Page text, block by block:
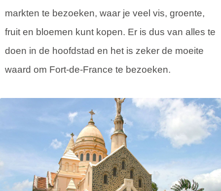
markten te bezoeken, waar je veel vis, groente,
fruit en bloemen kunt kopen. Er is dus van alles te
doen in de hoofdstad en het is zeker de moeite
waard om Fort-de-France te bezoeken.